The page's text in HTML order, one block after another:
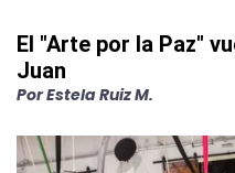
El "Arte por la Paz"
Juan
PorEstela Ruiz M.